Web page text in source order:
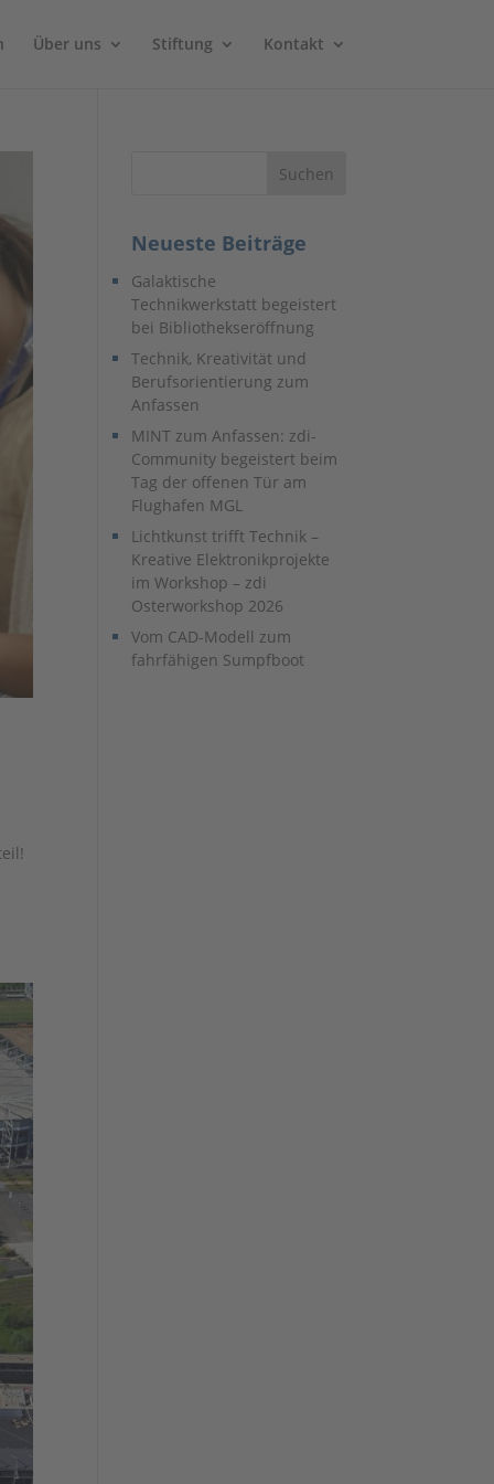
Über uns Stiftung Kontakt
Neueste Beiträge
Galaktische
Technikwerkstatt begeistert
bei Bibliothekseröffnung
Technik, Kreativität und
Berufsorientierung zum
Anfassen
MINT zum Anfassen: zdi-
Community begeistert beim
Tag der offenen Tür am
Flughafen MGL
Lichtkunst trifft Technik –
Kreative Elektronikprojekte
im Workshop – zdi
Osterworkshop 2026
Vom CAD-Modell zum
fahrfähigen Sumpfboot